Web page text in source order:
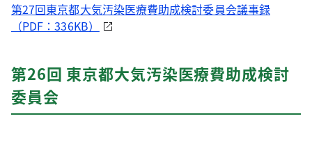
第27回東京都大気汚染医療費助成検討委員会議事録
（PDF：336KB）
第26回 東京都大気汚染医療費助成検討
委員会